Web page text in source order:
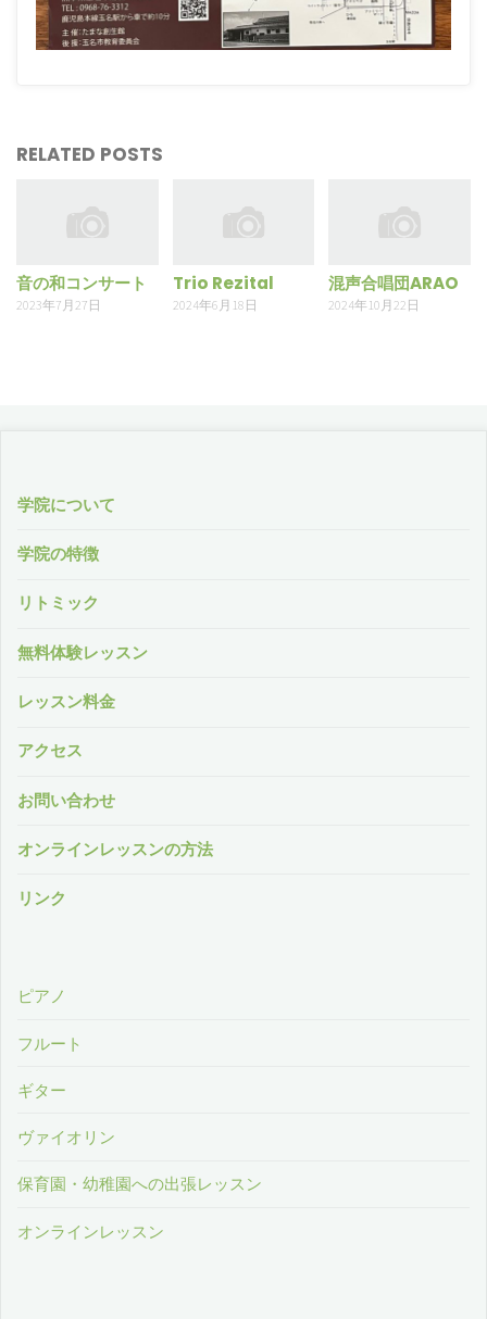
RELATED POSTS
音の和コンサート
2023年7月27日
Trio Rezital
2024年6月18日
混声合唱団ARAO
2024年10月22日
学院について
学院の特徴
リトミック
無料体験レッスン
レッスン料金
アクセス
お問い合わせ
オンラインレッスンの方法
リンク
ピアノ
フルート
ギター
ヴァイオリン
保育園・幼稚園への出張レッスン
オンラインレッスン